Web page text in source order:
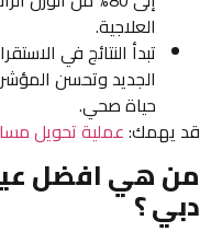
العلاجية.
تبدأ النتائج في
الجديد وتحسن
حياة صحي.
قد يهمك:عملية تحويل
من هي افضل
دبي ؟